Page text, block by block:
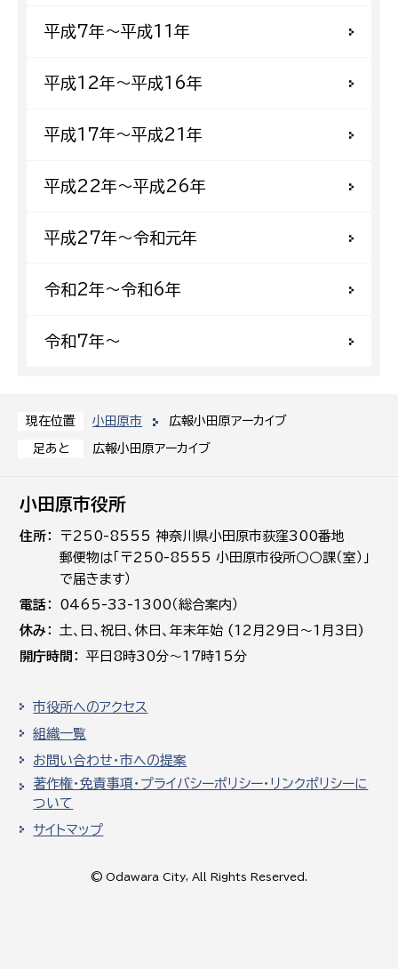
現在位置 小田原市 広報小田原アーカイブ
足あと 広報小田原アーカイブ
平成7年〜平成11年
平成12年〜平成16年
平成17年〜平成21年
平成22年〜平成26年
平成27年〜令和元年
令和2年〜令和6年
令和7年〜
小田原市役所
住所
〒250-8555 神奈川県小田原市荻窪300番地
郵便物は「〒250-8555 小田原市役所○○課（室）」
で届きます）
電話
0465-33-1300（総合案内）
休み
土､日､祝日、休日、年末年始 (12月29日～1月3日)
開庁時間
平日8時30分～17時15分
市役所へのアクセス
組織一覧
お問い合わせ・市への提案
著作権・免責事項・プライバシーポリシー・リンクポリシーに
ついて
サイトマップ
© Odawara City, All Rights Reserved.